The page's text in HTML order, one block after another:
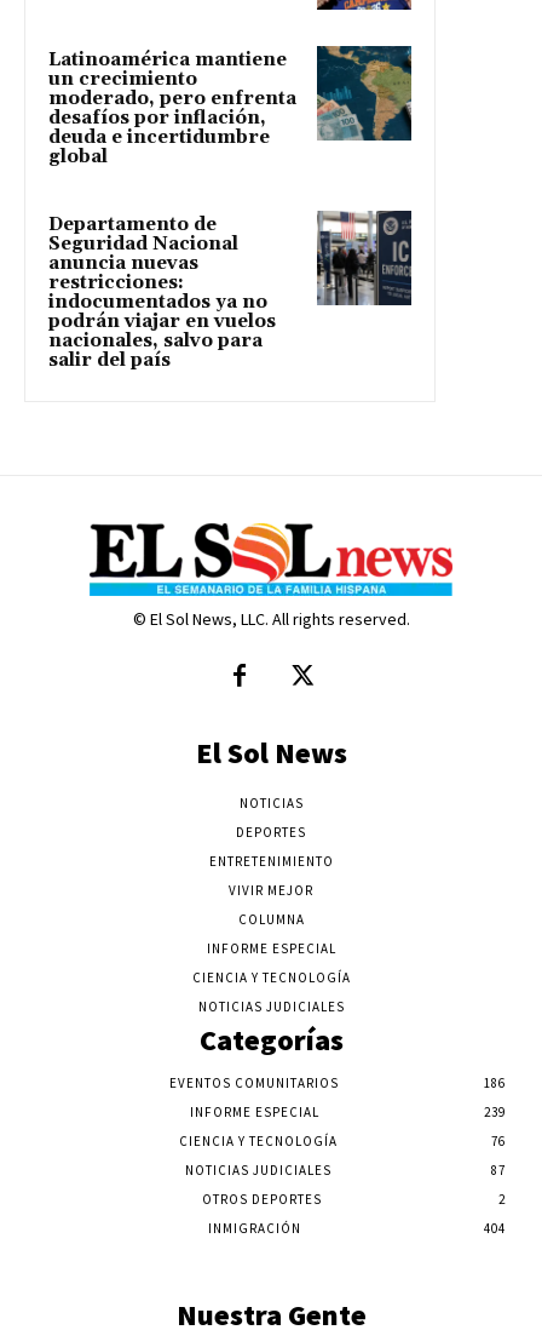
Latinoamérica mantiene
un crecimiento
moderado, pero enfrenta
desafíos por inflación,
deuda e incertidumbre
global
Departamento de
Seguridad Nacional
anuncia nuevas
restricciones:
indocumentados ya no
podrán viajar en vuelos
nacionales, salvo para
salir del país
© El Sol News, LLC. All rights reserved.
El Sol News
NOTICIAS
DEPORTES
ENTRETENIMIENTO
VIVIR MEJOR
COLUMNA
INFORME ESPECIAL
CIENCIA Y TECNOLOGÍA
NOTICIAS JUDICIALES
Categorías
EVENTOS COMUNITARIOS
186
INFORME ESPECIAL
239
CIENCIA Y TECNOLOGÍA
76
NOTICIAS JUDICIALES
87
OTROS DEPORTES
2
INMIGRACIÓN
404
Nuestra Gente